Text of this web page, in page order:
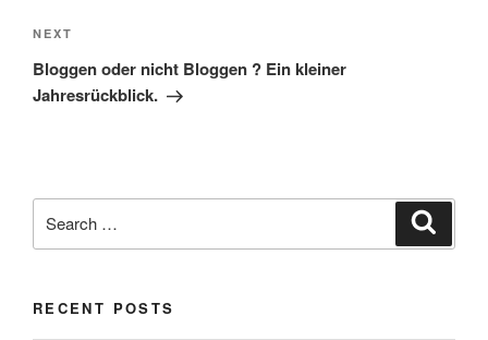
Next
Post
NEXT
Bloggen oder nicht Bloggen ? Ein kleiner
Jahresrückblick.
for:
RECENT POSTS